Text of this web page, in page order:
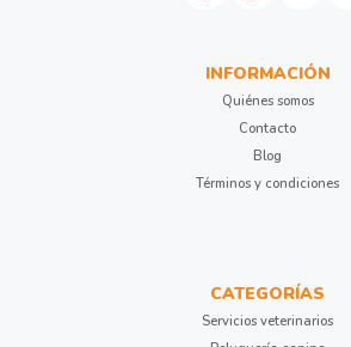
INFORMACIÓN
Quiénes somos
Contacto
Blog
Términos y condiciones
CATEGORÍAS
Servicios veterinarios